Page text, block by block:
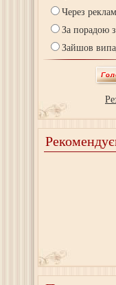
Через
За порадою
Зайшов